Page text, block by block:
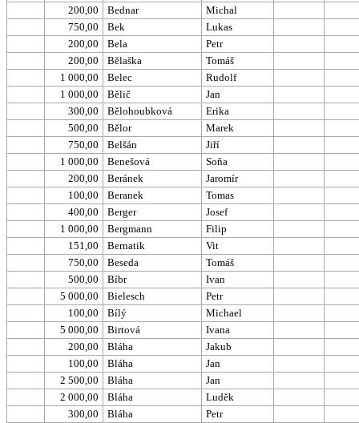
200,00
Bednar
Michal
750,00
Bek
Lukas
200,00
Bela
Petr
200,00
Bělaška
Tomáš
1 000,00
Belec
Rudolf
1 000,00
Bělič
Jan
300,00
Bělohoubková
Erika
500,00
Bělor
Marek
750,00
Belšán
Jiří
1 000,00
Benešová
Soňa
200,00
Beránek
Jaromír
100,00
Beranek
Tomas
400,00
Berger
Josef
1 000,00
Bergmann
Filip
151,00
Bernatik
Vit
750,00
Beseda
Tomáš
500,00
Bíbr
Ivan
5 000,00
Bielesch
Petr
100,00
Bílý
Michael
5 000,00
Birtová
Ivana
200,00
Bláha
Jakub
100,00
Bláha
Jan
2 500,00
Bláha
Jan
2 000,00
Bláha
Luděk
300,00
Bláha
Petr